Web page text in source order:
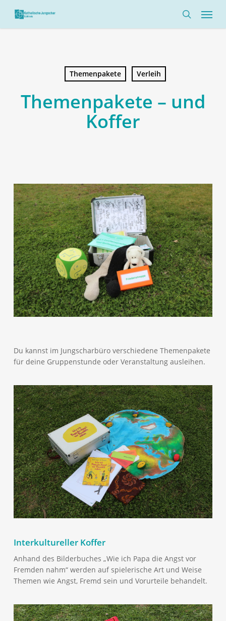
main
Menü
Themenpakete Verleih
Themenpakete – und
Koffer
Du kannst im Jungscharbüro verschiedene Themenpakete
für deine Gruppenstunde oder Veranstaltung ausleihen.
Interkultureller Koffer
Anhand des Bilderbuches „Wie ich Papa die Angst vor
Fremden nahm“ werden auf spielerische Art und Weise
Themen wie Angst, Fremd sein und Vorurteile behandelt.